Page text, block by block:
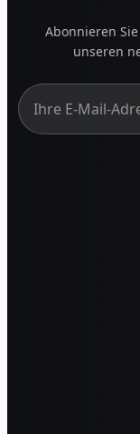
Abonnieren
unseren